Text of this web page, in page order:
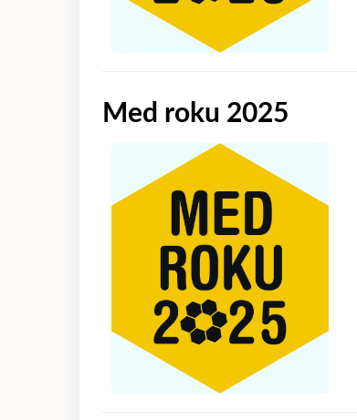
Med roku 2025